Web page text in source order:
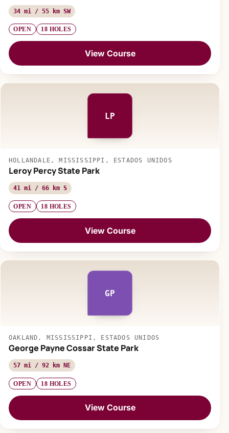
34 mi / 55 km SW
OPEN 18 HOLES
View Course
LP
HOLLANDALE, MISSISSIPPI, ESTADOS UNIDOS
Leroy Percy State Park
41 mi / 66 km S
OPEN 18 HOLES
View Course
GP
OAKLAND, MISSISSIPPI, ESTADOS UNIDOS
George Payne Cossar State Park
57 mi / 92 km NE
OPEN 18 HOLES
View Course